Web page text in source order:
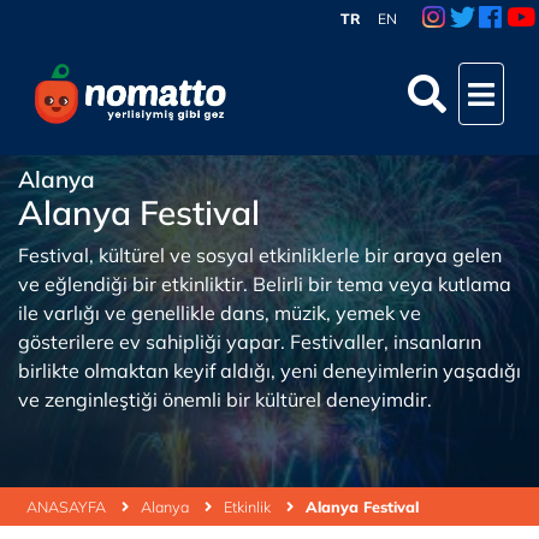
TR EN
ANASAYFA Alanya Etkinlik Alanya Festival
Alanya
Alanya Festival
Festival, kültürel ve sosyal etkinliklerle bir araya gelen
ve eğlendiği bir etkinliktir. Belirli bir tema veya kutlama
ile varlığı ve genellikle dans, müzik, yemek ve
gösterilere ev sahipliği yapar. Festivaller, insanların
birlikte olmaktan keyif aldığı, yeni deneyimlerin yaşadığı
ve zenginleştiği önemli bir kültürel deneyimdir.